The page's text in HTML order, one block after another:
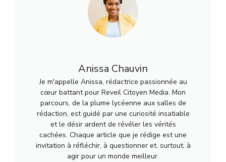
Anissa Chauvin
Je m'appelle Anissa, rédactrice passionnée au
cœur battant pour Reveil Citoyen Media. Mon
parcours, de la plume lycéenne aux salles de
rédaction, est guidé par une curiosité insatiable
et le désir ardent de révéler les vérités
cachées. Chaque article que je rédige est une
invitation à réfléchir, à questionner et, surtout, à
agir pour un monde meilleur.